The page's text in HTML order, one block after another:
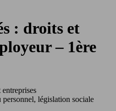
: droits et
– 1ère
entreprises
législation sociale